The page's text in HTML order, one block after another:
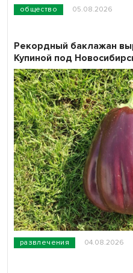
общество 05.08.2026
развлечения 04.08.2026
Рекордный баклажан
Купиной под